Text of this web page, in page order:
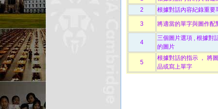
2
根據對話內容紀錄重要
3 將適當的單字與圖作配
4
三個圖片選項 , 根據對
的圖片
5
根據對話的指示 ， 將
品或寫上單字